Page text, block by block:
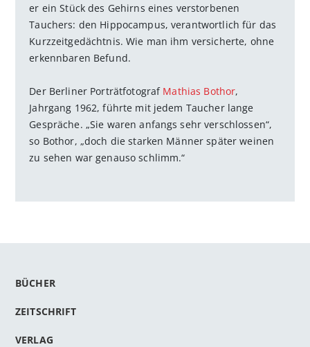
er ein Stück des Gehirns eines verstorbenen
Tauchers: den Hippocampus, verantwortlich für das
Kurzzeitgedächtnis. Wie man ihm versicherte, ohne
erkennbaren Befund.
Der Berliner Porträtfotograf Mathias Bothor,
Jahrgang 1962, führte mit jedem Taucher lange
Gespräche. „Sie waren anfangs sehr verschlossen“,
so Bothor, „doch die starken Männer später weinen
zu sehen war genauso schlimm.“
BÜCHER
ZEITSCHRIFT
VERLAG